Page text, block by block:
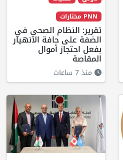
PNN مختارات
تقرير: النظام الصحي في
الضفة على حافة الانهيار
بفعل احتجاز أموال
المقاصة
منذ 7 ساعات